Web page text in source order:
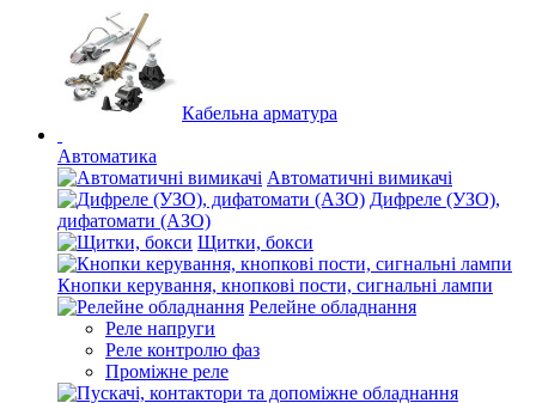
Кабельна арматура
Автоматика
Автоматичні вимикачі
Дифреле (УЗО),
дифатомати (АЗО)
Щитки, бокси
Кнопки керування, кнопкові пости, сигнальні лампи
Релейне обладнання
Реле напруги
Реле контролю фаз
Проміжне реле